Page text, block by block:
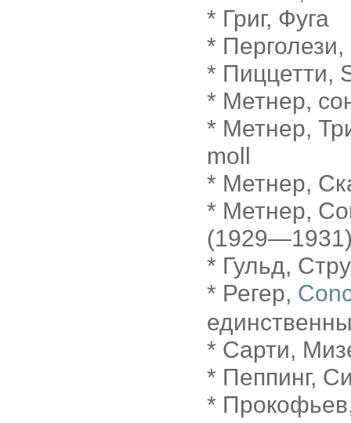
* Григ, Фуга
*
* Пиццетти,
* Метнер,
* Метнер,
moll
* Метнер,
* Метнер,
* Гульд,
* Регер,
* Сарти,
* Пеппинг,
*